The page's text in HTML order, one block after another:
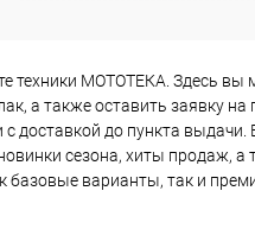
техники МОТОТЕКА. Здесь вы
а также оставить заявку на
доставкой до пункта выдачи.
сезона, хиты продаж, а
базовые варианты, так и